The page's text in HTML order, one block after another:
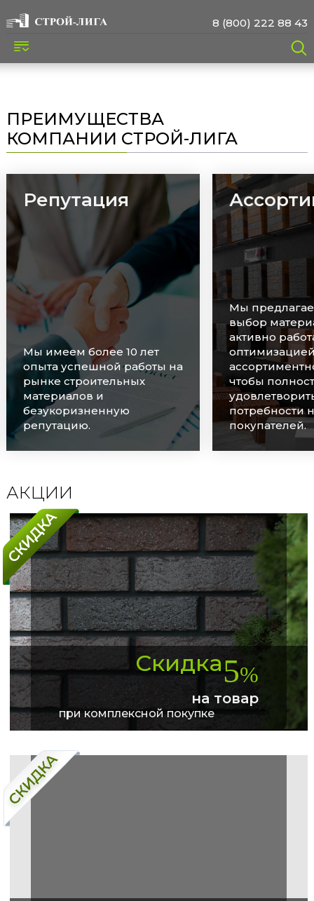
8 (800) 222 88 43
ПРЕИМУЩЕСТВА
КОМПАНИИ СТРОЙ-ЛИГА
Ассортимент
Мы предлагаем широкий
выбор материалов и
активно работаем над
оптимизацией
ассортиментного ряда,
чтобы полностью
удовлетворить
потребности наших
покупателей.
Сроки
Мы очень
наших
оперативно
каждую
соблюдаем
поставок.
АКЦИИ
Скидка5%
на товар
при комплексной покупке